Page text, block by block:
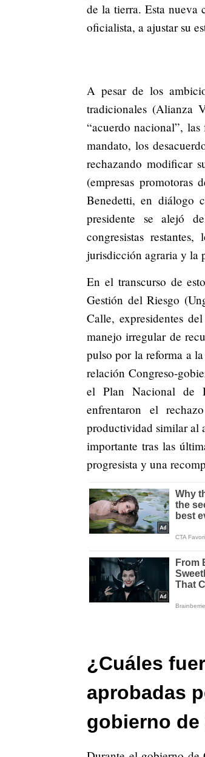
de la tierra. Esta
oficialista, a ajustar su
A pesar de los
tradicionales (Alianza
“acuerdo nacional”,
mandato, los
rechazando modificar
(empresas
Benedetti, en diálogo
presidente se alejó
congresistas
jurisdicción agraria y la
En el transcurso de
Gestión del Riesgo
Calle, expresidentes
manejo irregular de
pulso por la reforma a
relación Congreso-
el Plan Nacional de
enfrentaron el
productividad similar al
importante tras las
progresista y una
¿Cuáles
aprobadas
gobierno de